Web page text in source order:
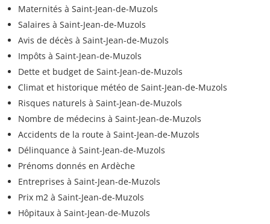
Maternités à Saint-Jean-de-Muzols
Salaires à Saint-Jean-de-Muzols
Avis de décès à Saint-Jean-de-Muzols
Impôts à Saint-Jean-de-Muzols
Dette et budget de Saint-Jean-de-Muzols
Climat et historique météo de Saint-Jean-de-Muzols
Risques naturels à Saint-Jean-de-Muzols
Nombre de médecins à Saint-Jean-de-Muzols
Accidents de la route à Saint-Jean-de-Muzols
Délinquance à Saint-Jean-de-Muzols
Prénoms donnés en Ardèche
Entreprises à Saint-Jean-de-Muzols
Prix m2 à Saint-Jean-de-Muzols
Hôpitaux à Saint-Jean-de-Muzols